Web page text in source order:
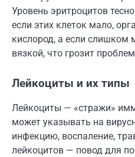
Уровень эритроцитов
если этих клеток мало,
кислород, а если слишком
вязкой, что грозит
Лейкоциты и их типы
Лейкоциты — «стражи»
может указывать на
инфекцию, воспаление,
лейкоцитов — повод для